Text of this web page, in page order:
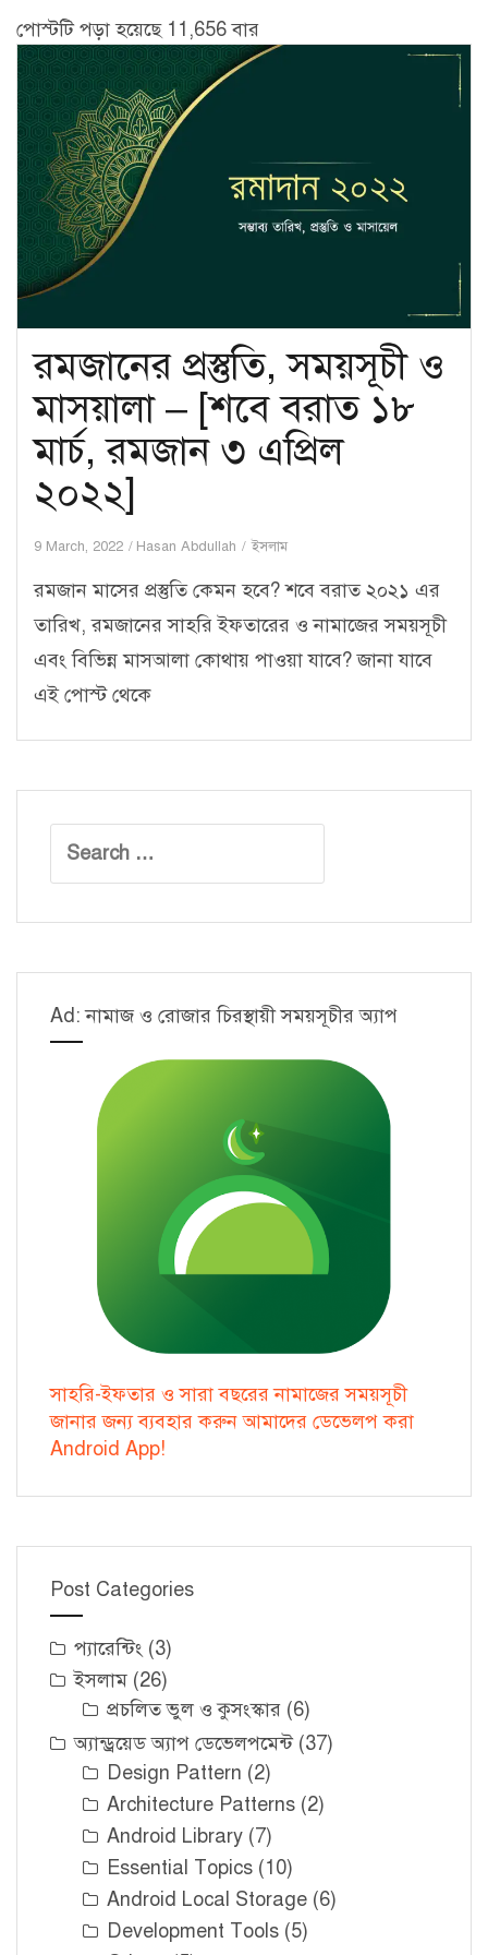
পোস্টটি পড়া হয়েছে 11,656 বার
রমজানের প্রস্তুতি, সময়সূচী ও
মাসয়ালা – [শবে বরাত ১৮
মার্চ, রমজান ৩ এপ্রিল
২০২২]
9 March, 2022 Hasan Abdullah ইসলাম
রমজান মাসের প্রস্তুতি কেমন হবে? শবে বরাত ২০২১ এর
তারিখ, রমজানের সাহরি ইফতারের ও নামাজের সময়সূচী
এবং বিভিন্ন মাসআলা কোথায় পাওয়া যাবে? জানা যাবে
এই পোস্ট থেকে
for:
Ad: নামাজ ও রোজার চিরস্থায়ী সময়সূচীর অ্যাপ
সাহরি-ইফতার ও সারা বছরের নামাজের সময়সূচী
জানার জন্য ব্যবহার করুন আমাদের ডেভেলপ করা
Android App!
Post Categories
প্যারেন্টিং (3)
ইসলাম (26)
প্রচলিত ভুল ও কুসংস্কার (6)
অ্যান্ড্রয়েড অ্যাপ ডেভেলপমেন্ট(37)
Design Pattern (2)
Architecture Patterns (2)
Android Library (7)
Essential Topics (10)
Android Local Storage (6)
Development Tools (5)